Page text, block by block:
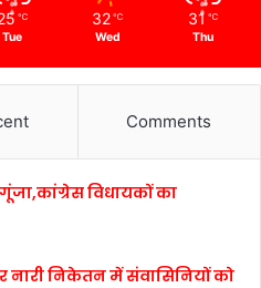
℃
Tue
32 ℃
Wed
31 ℃
Thu
Comments
विधायकों का
नारी निकेतन में संवासिनियों को